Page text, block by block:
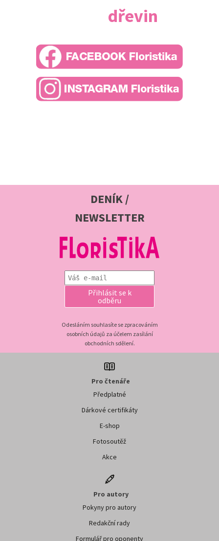
dřevin
DENÍK /
NEWSLETTER
Přihlásit se k
odběru
Odesláním souhlasíte se zpracováním
osobních údajů za účelem zasílání
obchodních sdělení.
Pro čtenáře
Předplatné
Dárkové certifikáty
E-shop
Fotosoutěž
Akce
Pro autory
Pokyny pro autory
Redakční rady
Formulář pro oponenty